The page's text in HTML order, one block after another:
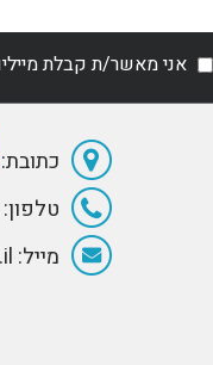
אני מאשר/ת קבלת
כתובת: הצדף
טלפון: 072-334-1803
מייל: Info@Sea-mania.co.il